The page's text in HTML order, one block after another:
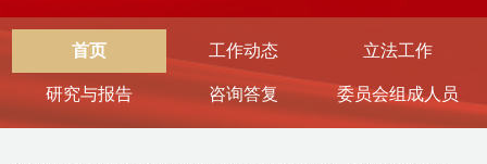
首页 工作动态 立法工作
研究与报告 咨询答复 委员会组成人员